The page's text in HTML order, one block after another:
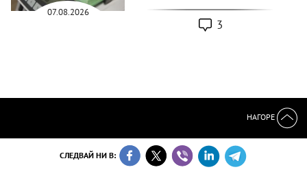
07.08.2026
3
НАГОРЕ
СЛЕДВАЙ НИ В: